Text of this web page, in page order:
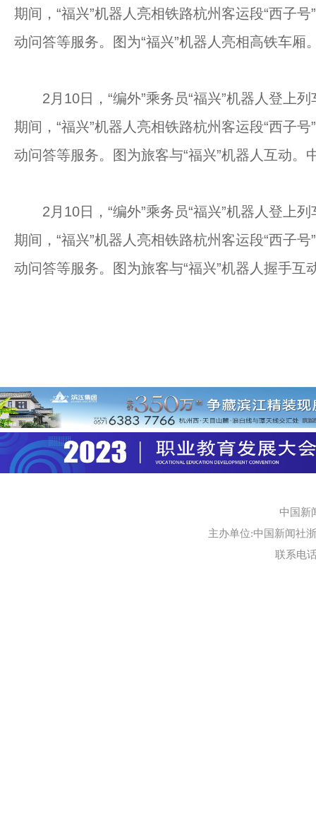
期间，“福兴”机器人亮相铁路杭州客运段“西子
动问答等服务。图为“福兴”机器人亮相高铁车
2月10日，“编外”乘务员“福兴”机器人登上列
期间，“福兴”机器人亮相铁路杭州客运段“西子
动问答等服务。图为旅客与“福兴”机器人互动
2月10日，“编外”乘务员“福兴”机器人登上列
期间，“福兴”机器人亮相铁路杭州客运段“西子
动问答等服务。图为旅客与“福兴”机器人握手
中国新
主办单位:中国新闻社
联系电